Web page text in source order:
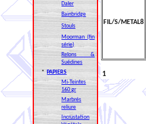
Daler
Bainbridge
Stouls
Moorman (fin
série)
Relons &
Suédines
* PAPIERS
Mi-Teintes
160 gr
Marbrés
reliure
Incrustation
FIL/S/METAL8
1